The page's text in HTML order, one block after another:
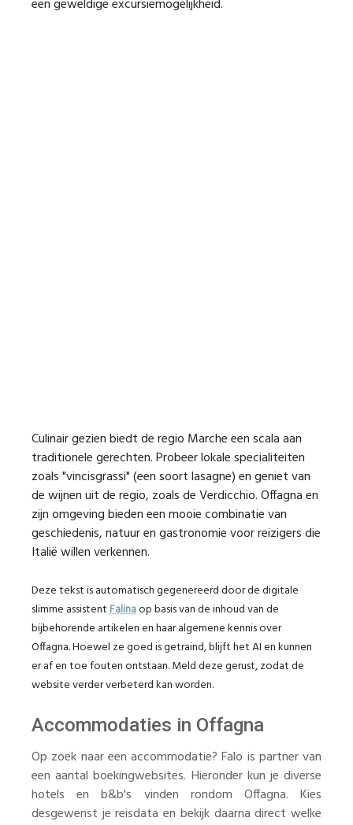
een geweldige excursiemogelijkheid.
Culinair gezien biedt de regio Marche een scala aan
traditionele gerechten. Probeer lokale specialiteiten
zoals "vincisgrassi" (een soort lasagne) en geniet van
de wijnen uit de regio, zoals de Verdicchio. Offagna en
zijn omgeving bieden een mooie combinatie van
geschiedenis, natuur en gastronomie voor reizigers die
Italië willen verkennen.
Deze tekst is automatisch gegenereerd door de digitale
slimme assistentFalinaop basis van de inhoud van de
bijbehorende artikelen en haar algemene kennis over
Offagna. Hoewel ze goed is getraind, blijft het AI en kunnen
er af en toe fouten ontstaan. Meld deze gerust, zodat de
website verder verbeterd kan worden.
Accommodaties in Offagna
Op zoek naar een accommodatie? Falo is partner van
een aantal boekingwebsites. Hieronder kun je diverse
hotels en b&b's vinden rondom Offagna. Kies
desgewenst je reisdata en bekijk daarna direct welke